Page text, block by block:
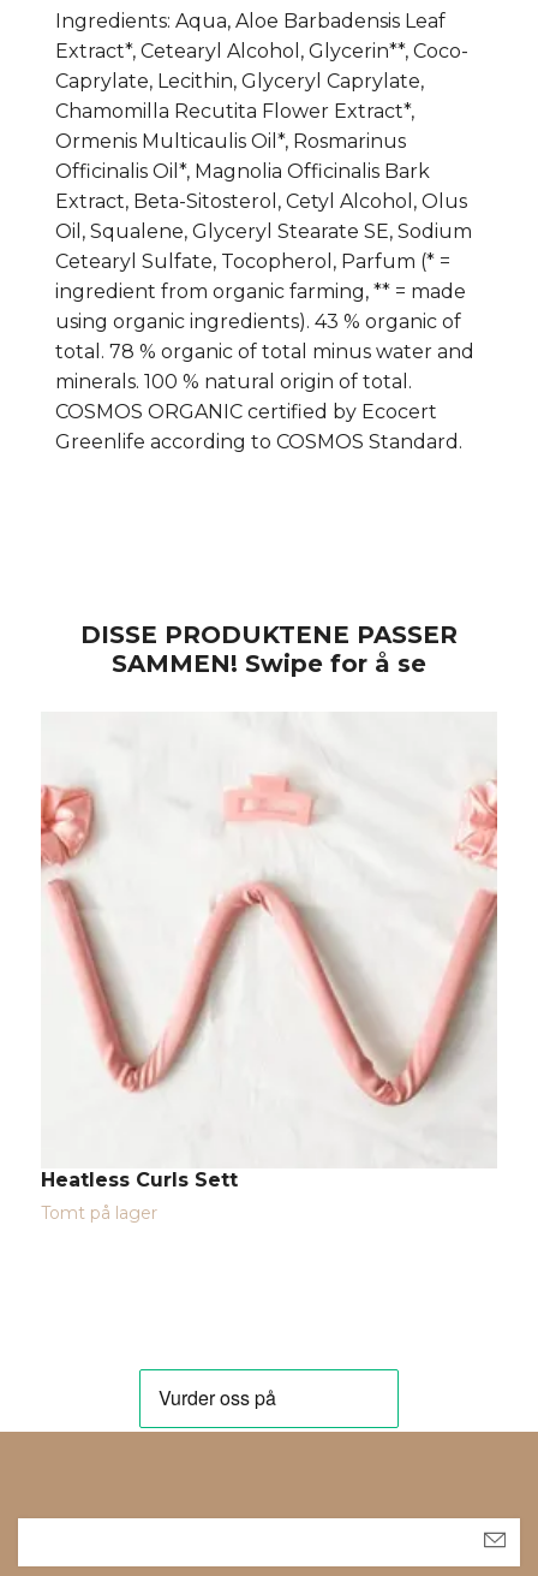
Ingredients: Aqua, Aloe Barbadensis Leaf
Extract*, Cetearyl Alcohol, Glycerin**, Coco-
Caprylate, Lecithin, Glyceryl Caprylate,
Chamomilla Recutita Flower Extract*,
Ormenis Multicaulis Oil*, Rosmarinus
Officinalis Oil*, Magnolia Officinalis Bark
Extract, Beta-Sitosterol, Cetyl Alcohol, Olus
Oil, Squalene, Glyceryl Stearate SE, Sodium
Cetearyl Sulfate, Tocopherol, Parfum (* =
ingredient from organic farming, ** = made
using organic ingredients). 43 % organic of
total. 78 % organic of total minus water and
minerals. 100 % natural origin of total.
COSMOS ORGANIC certified by Ecocert
Greenlife according to COSMOS Standard.
Heatless Curls Sett
Tomt på lager